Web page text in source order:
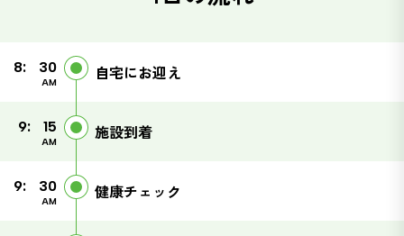
8: 30
AM 自宅にお迎え
9: 15
AM 施設到着
9: 30
AM 健康チェック